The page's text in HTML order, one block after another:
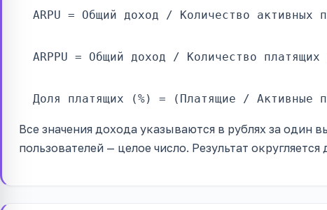
ARPU = Общий доход / Количество активных
ARPPU = Общий доход / Количество платящих
Доля платящих (%) = (Платящие / Активные
Все значения дохода указываются в рублях за один
пользователей — целое число. Результат